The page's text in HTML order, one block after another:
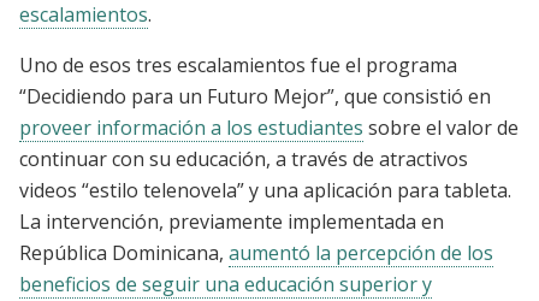
escalamientos.
Uno de esos tres escalamientos fue el programa
“Decidiendo para un Futuro Mejor”, que consistió en
proveer información a los estudiantes sobre el valor de
continuar con su educación, a través de atractivos
videos “estilo telenovela” y una aplicación para tableta.
La intervención, previamente implementada en
República Dominicana, aumentó la percepción de los
beneficios de seguir una educación superior y